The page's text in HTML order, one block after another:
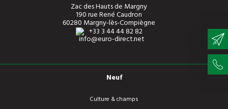
Zac des Hauts de Margny
190 rue René Caudron
60280 Margny-lès-Compiègne
+33 3 44 44 82 82
info@euro-direct.net
Neuf
Culture & champs